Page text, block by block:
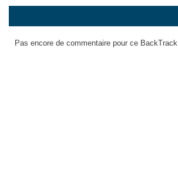
Pas encore de commentaire pour ce BackTrack